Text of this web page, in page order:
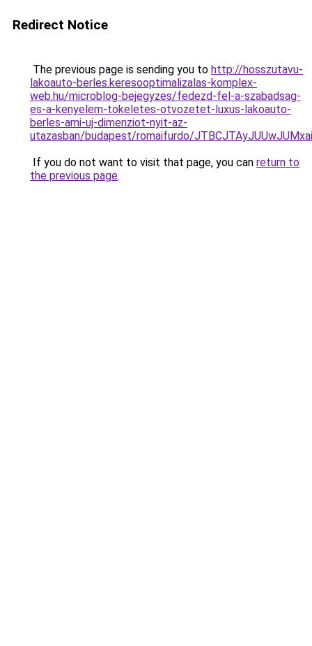
Redirect Notice
The previous page is sending you to http://hosszutavu-
lakoauto-berles.keresooptimalizalas-komplex-
web.hu/microblog-bejegyzes/fedezd-fel-a-szabadsag-
es-a-kenyelem-tokeletes-otvozetet-luxus-lakoauto-
berles-ami-uj-dimenziot-nyit-az-
utazasban/budapest/romaifurdo/
If you do not want to visit that page, you can return to
the previous page.